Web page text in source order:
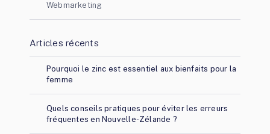
Webmarketing
Articles récents
Pourquoi le zinc est essentiel aux bienfaits pour la
femme
Quels conseils pratiques pour éviter les erreurs
fréquentes en Nouvelle-Zélande ?